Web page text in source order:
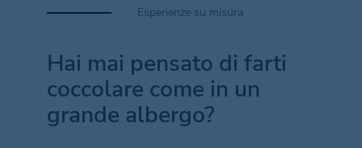
Esperienze su misura
Hai mai pensato di farti
coccolare come in un
grande albergo?